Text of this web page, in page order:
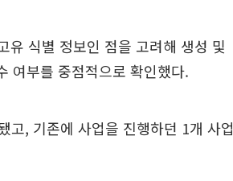
유 식별 정보인 점을 고려해 생성 및
여부를 중점적으로 확인했다.
고, 기존에 사업을 진행하던 1개 사업